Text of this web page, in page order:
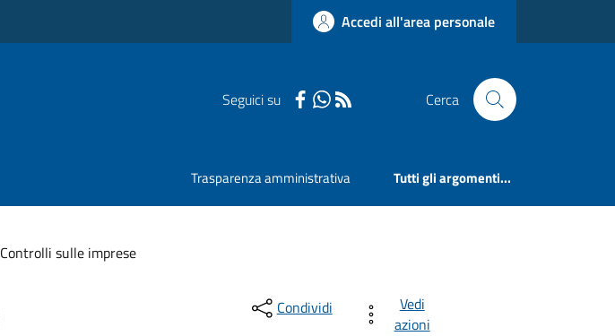
Accedi all'area personale
Seguici su Cerca
Trasparenza amministrativa Tutti gli argomenti...
Controlli sulle imprese
Condividi
Vedi
azioni